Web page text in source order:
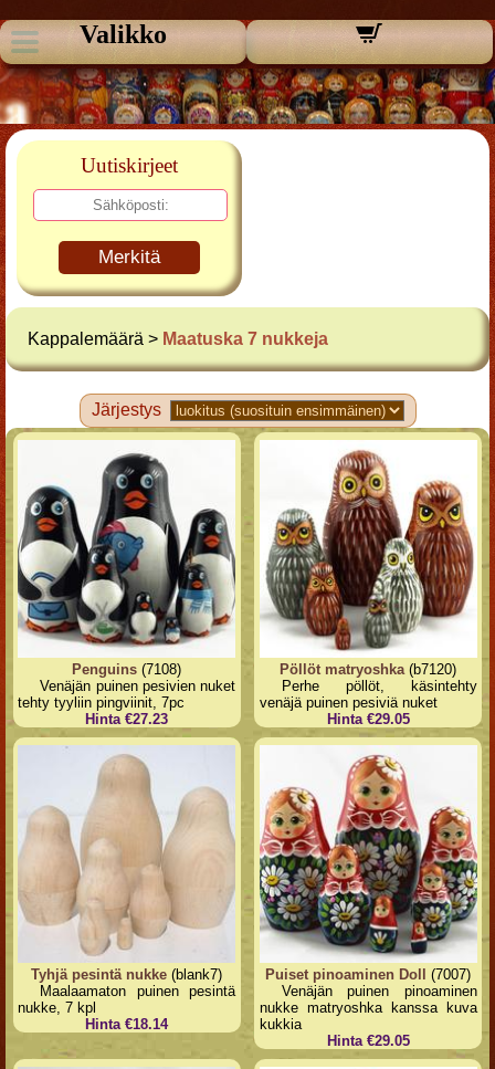
Valikko
Uutiskirjeet
Merkitä
Kappalemäärä > Maatuska 7 nukkeja
Järjestys
Penguins (7108)
Venäjän puinen pesivien nuket
tehty tyyliin pingviinit, 7pc
Hinta €27.23
Pöllöt matryoshka(b7120)
Perhe pöllöt, käsintehty
venäjä puinen pesiviä nuket
Hinta €29.05
Tyhjä pesintä nukke (blank7)
Maalaamaton puinen pesintä
nukke, 7 kpl
Hinta €18.14
Puiset pinoaminen Doll
(7007)
Venäjän puinen pinoaminen
nukke matryoshka kanssa kuva
kukkia
Hinta €29.05